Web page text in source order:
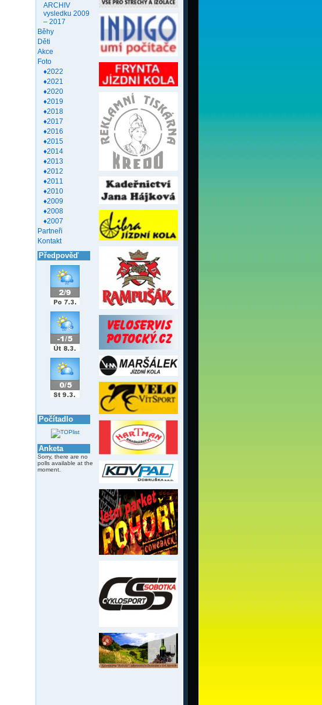
ARCHIV
vysledku 2009
– 2017
Běhy
Děti
Akce
Foto
♦2022
♦2021
♦2020
♦2019
♦2018
♦2017
♦2016
♦2015
♦2014
♦2013
♦2012
♦2011
♦2010
♦2009
♦2008
♦2007
Partneři
Kontakt
Předpověď
Počítadlo
Anketa
Sorry, there are no
polls available at the
moment.